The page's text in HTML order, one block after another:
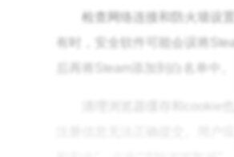
检查网络连接和防火墙设
有时，安全软件可能会误将
后再将Steam添加到白名单中。
kie